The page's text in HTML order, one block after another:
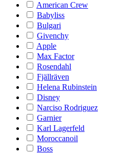
American Crew
Babyliss
Bulgari
Givenchy
Apple
Max Factor
Rosendahl
Fjällräven
Helena Rubinstein
Disney
Narciso Rodriguez
Garnier
Karl Lagerfeld
Moroccanoil
Boss